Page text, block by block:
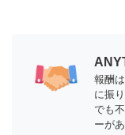
報酬
に振
でも
ーが